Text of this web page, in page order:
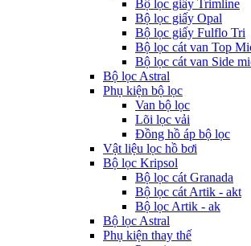
Bộ lọc giấy Trimline
Bộ lọc giấy Opal
Bộ lọc giấy Fulflo Tri
Bộ lọc cát van Top
Bộ lọc cát van Side
Bộ lọc Astral
Phụ kiện bộ lọc
Van bộ lọc
Lõi lọc vải
Đồng hồ áp bộ lọc
Vật liệu lọc hồ bơi
Bộ lọc Kripsol
Bộ lọc cát Granada
Bộ lọc cát Artik - akt
Bộ lọc Artik - ak
Bộ lọc Astral
Phụ kiện thay thế